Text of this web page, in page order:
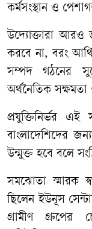
কর্মসংস্থান ও
​উদ্যোক্তারা আরও
করবে না, বরং
সম্পদ গঠনের
অর্থনৈতিক সক্ষমতা
প্রযুক্তিনির্ভর এই
বাংলাদেশিদের
উন্মুক্ত হবে বলে
​সমঝোতা স্মারক
ছিলেন ইউনূস
গ্রামীণ গ্রুপের